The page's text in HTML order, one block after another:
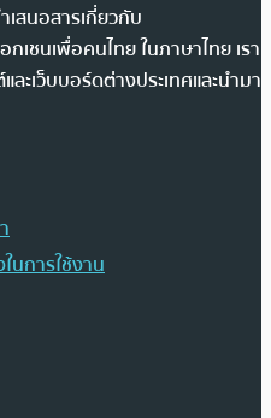
สนอสารเกี่ยวกับ
เชนเพื่อคนไทย ในภาษาไทย เรา
ะเว็บบอร์ดต่างประเทศและนำมา
นการใช้งาน